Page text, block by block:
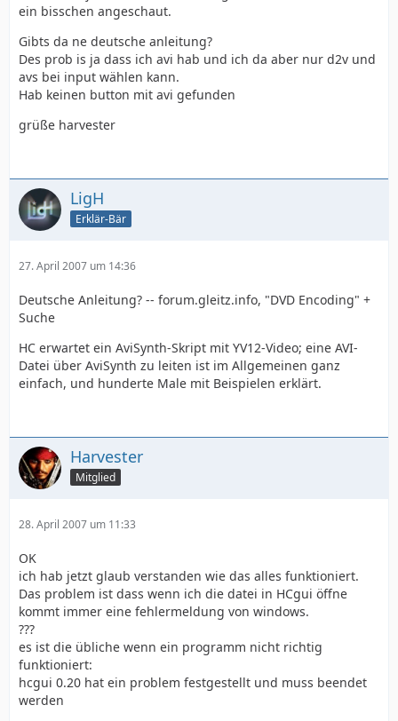
ein bisschen angeschaut.
Gibts da ne deutsche anleitung?
Des prob is ja dass ich avi hab und ich da aber nur d2v und
avs bei input wählen kann.
Hab keinen button mit avi gefunden
grüße harvester
LigH
Erklär-Bär
27. April 2007 um 14:36
Deutsche Anleitung? -- forum.gleitz.info, "DVD Encoding" +
Suche
HC erwartet ein AviSynth-Skript mit YV12-Video; eine AVI-
Datei über AviSynth zu leiten ist im Allgemeinen ganz
einfach, und hunderte Male mit Beispielen erklärt.
Harvester
Mitglied
28. April 2007 um 11:33
OK
ich hab jetzt glaub verstanden wie das alles funktioniert.
Das problem ist dass wenn ich die datei in HCgui öffne
kommt immer eine fehlermeldung von windows.
???
es ist die übliche wenn ein programm nicht richtig
funktioniert:
hcgui 0.20 hat ein problem festgestellt und muss beendet
werden